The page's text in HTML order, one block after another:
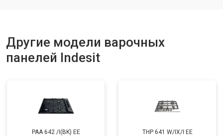
Другие модели варочных
панелей Indesit
PAA 642 /I(BK) EE THP 641 W/IX/I EE